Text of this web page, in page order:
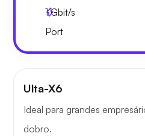
1Gbit/s
Port
Ulta-X6
Ideal para grandes
dobro.